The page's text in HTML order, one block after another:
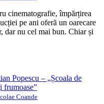
cinematografie, împărțirea
pe ani oferă un oarecare
dar nu cel mai bun. Chiar și
Popescu – „Școala de
frumoase”
Coande